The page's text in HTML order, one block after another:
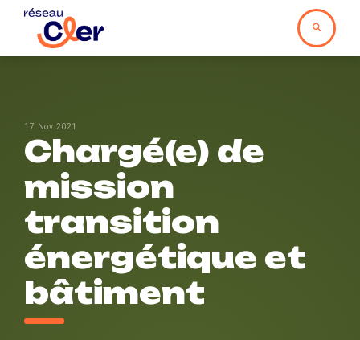
17 Nov 2021
Chargé(e) de
mission
transition
énergétique et
bâtiment